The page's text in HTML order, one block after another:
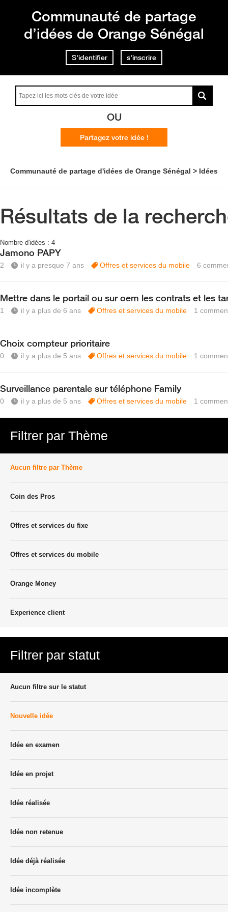
Communauté de partage
d’idées de Orange Sénégal
S'identifier s'inscrire
OU
Partagez votre idée !
Communauté de partage d'idées de Orange Sénégal Idées
Résultats de la
Nombre d'idées : 4
Jamono PAPY
2 il y a presque 7 ans Offres et services du mobile 6
Mettre dans le portail ou sur oem les contrats et les
1 il y a plus de 6 ans Offres et services du mobile 1
Choix compteur prioritaire
0 il y a plus de 5 ans Offres et services du mobile 1
Surveillance parentale sur téléphone Family
0 il y a plus de 5 ans Offres et services du mobile 1
Filtrer par Thème
Aucun filtre par Thème
Coin des Pros
Offres et services du fixe
Offres et services du mobile
Orange Money
Experience client
Filtrer par statut
Aucun filtre sur le statut
Nouvelle idée
Idée en examen
Idée en projet
Idée réalisée
Idée non retenue
Idée déjà réalisée
Idée incomplète